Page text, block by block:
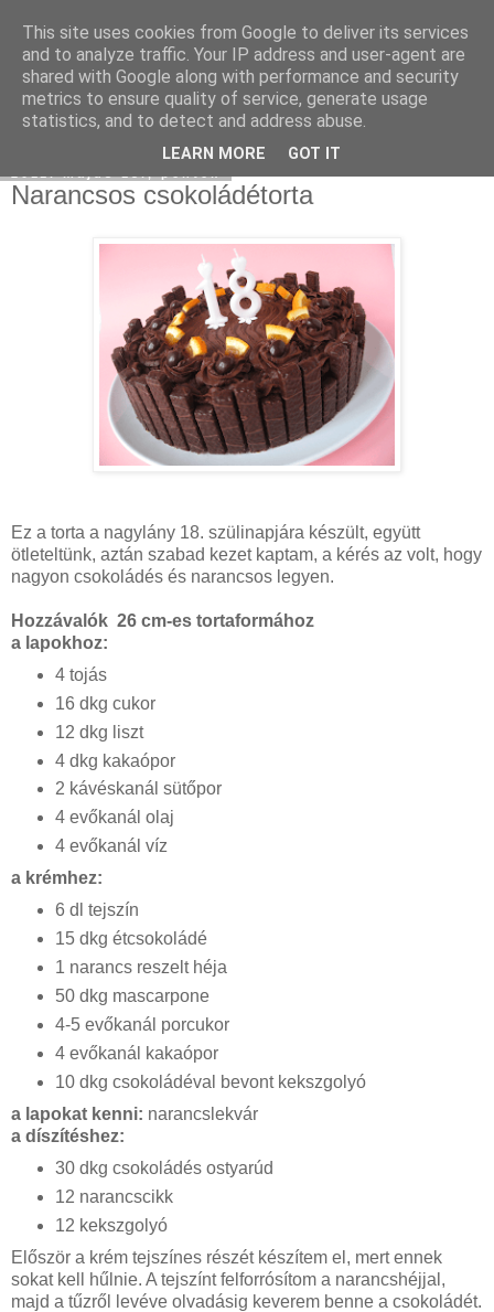
Moha Konyha
Narancsos csokoládétorta
Ez a torta a nagylány 18. szülinapjára készült, együtt
ötleteltünk, aztán szabad kezet kaptam, a kérés az volt, hogy
nagyon csokoládés és narancsos legyen.
Hozzávalók 26 cm-es tortaformához
a lapokhoz:
4 tojás
16 dkg cukor
12 dkg liszt
4 dkg kakaópor
2 kávéskanál sütőpor
4 evőkanál olaj
4 evőkanál víz
a krémhez:
6 dl tejszín
15 dkg étcsokoládé
1 narancs reszelt héja
50 dkg mascarpone
4-5 evőkanál porcukor
4 evőkanál kakaópor
10 dkg csokoládéval bevont kekszgolyó
a lapokat kenni: narancslekvár
a díszítéshez:
30 dkg csokoládés ostyarúd
12 narancscikk
12 kekszgolyó
Először a krém tejszínes részét készítem el, mert ennek
sokat kell hűlnie. A tejszínt felforrósítom a narancshéjjal,
majd a tűzről levéve olvadásig keverem benne a csokoládét.
This site uses cookies from Google to deliver its services
and to analyze traffic. Your IP address and user-agent are
shared with Google along with performance and security
metrics to ensure quality of service, generate usage
statistics, and to detect and address abuse.
LEARN MORE GOT IT